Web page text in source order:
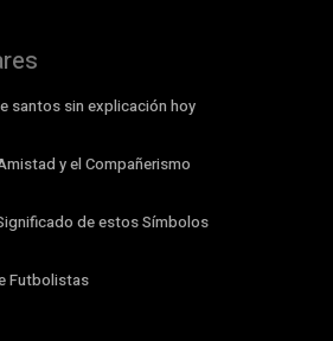
santos sin explicación hoy
y el Compañerismo
de estos Símbolos
Futbolistas